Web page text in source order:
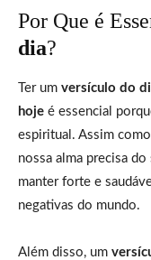
Por Que é
dia?
Ter um versículo do
hoje é essencial
espiritual. Assim
nossa alma precisa
manter forte e
negativas do mundo.
Além disso, um